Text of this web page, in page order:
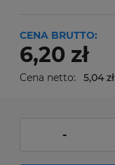
CENA BRUTTO:
6,20 zł
Cena netto: 5,04 zł
-